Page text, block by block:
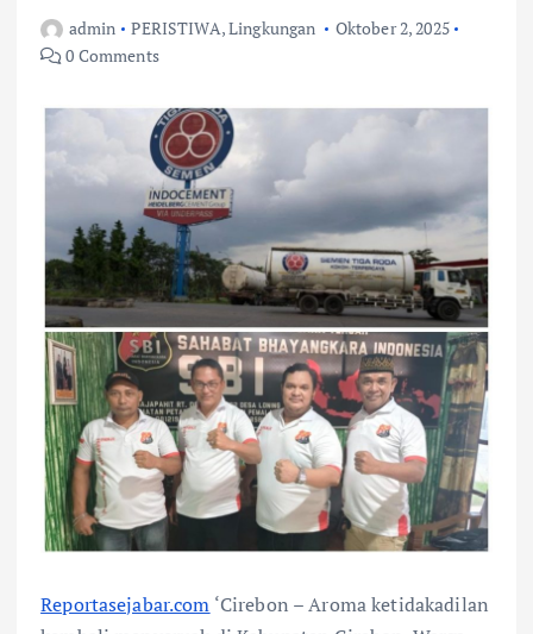
admin PERISTIWA,Lingkungan
Oktober 2, 2025
0 Comments
Reportasejabar.com ‘Cirebon – Aroma ketidakadilan